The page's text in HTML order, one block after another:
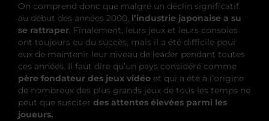
On comprend donc que malgré un déclin significatif
au début des années 2000, l’industrie japonaise a su
se rattraper. Finalement, leurs jeux et leurs consoles
ont toujours eu du succès, mais il a été difficile pour
eux de maintenir leur niveau de leader pendant toutes
ces années. Il faut dire qu’un pays considéré comme
père fondateur des jeux vidéo et qui a été à l’origine
de nombreux des plus grands jeux de tous les temps ne
peut que susciter des attentes élevées parmi les
joueurs.